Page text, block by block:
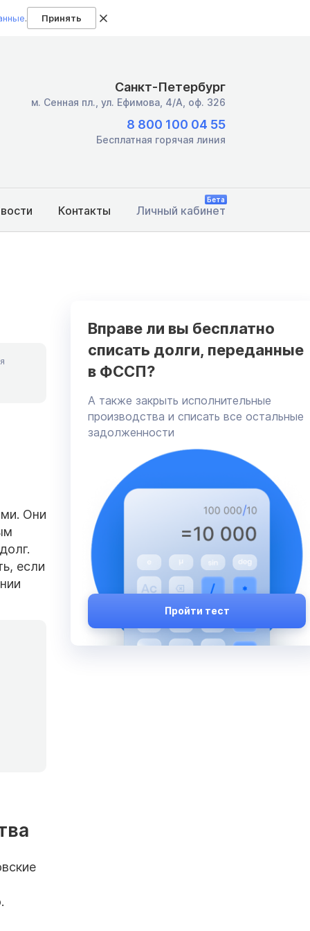
. Принять
Санкт-Петербург
м. Сенная пл., ул. Ефимова, 4/А, оф. 326
8 800 100 04 55
Бесплатная горячая линия
Контакты Личный кабинет
Бета
Они
если
Вправе ли вы бесплатно
списать долги, переданные
в ФССП?
А также закрыть исполнительные
производства и списать все остальные
задолженности
Пройти тест